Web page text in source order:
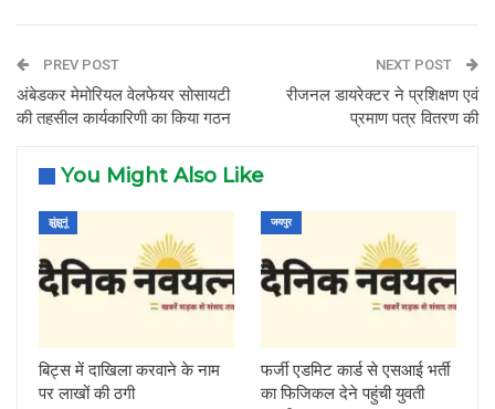
PREV POST
अंबेडकर मेमोरियल वेलफेयर सोसायटी
की तहसील कार्यकारिणी का किया गठन
NEXT POST
रीजनल डायरेक्टर ने प्रशिक्षण एवं
प्रमाण पत्र वितरण की
You Might Also Like
झुंझुनूं
बिट्स में दाखिला करवाने के नाम
पर लाखों की ठगी
जयपुर
फर्जी एडमिट कार्ड से एसआई भर्ती
का फिजिकल देने पहुंची युवती